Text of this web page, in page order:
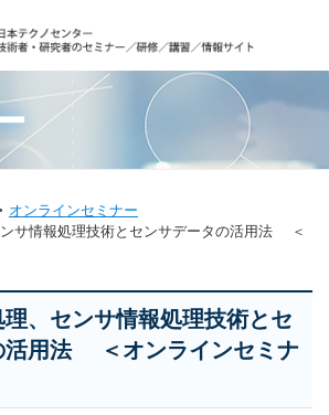
オンラインセミナー
サ情報処理技術とセンサデータの活用法 ＜
、センサ情報処理技術とセ
活用法 ＜オンラインセミナ